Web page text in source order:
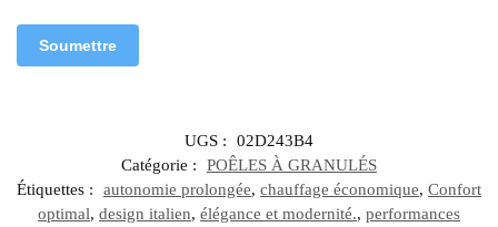
UGS :
02D243B4
Catégorie :
POÊLES À GRANULÉS
Étiquettes :
autonomie prolongée, chauffage économique, Confort
optimal, design italien, élégance et modernité., performances